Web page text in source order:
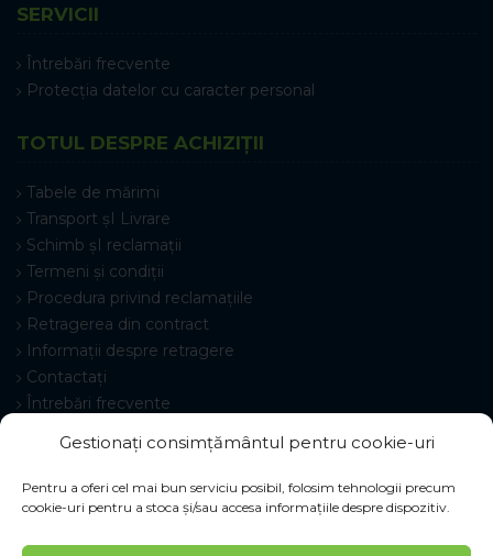
Gestionați consimțământul pentru cookie-uri
Pentru a oferi cel mai bun serviciu posibil, folosim tehnologii precum
cookie-uri pentru a stoca și/sau accesa informațiile despre dispozitiv.
SERVICII
Întrebări frecvente
Protecția datelor cu caracter personal
TOTUL DESPRE ACHIZIȚII
Tabele de mărimi
Transport șI Livrare
Schimb șI reclamații
Termeni și condiții
Procedura privind reclamațiile
Retragerea din contract
Informații despre retragere
Contactați
Întrebări frecvente